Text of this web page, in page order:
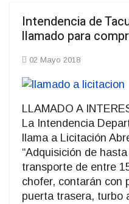
Intendencia de
llamado para
02 Mayo 2018
LLAMADO A
La Intendencia
llama a Licitación
“Adquisición de
transporte de entre
chofer, contarán con
puerta trasera, turbo